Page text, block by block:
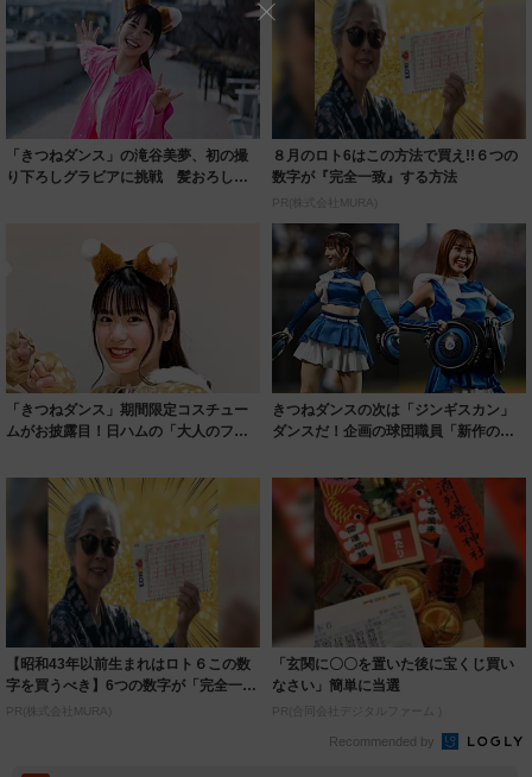
「きつねダンス」の滝谷美夢、初の撮
り下ろしグラビアに挑戦 髪おろした
８月のロト6はこの方法で買え!!６つの
数字が『完全一致』する方法
PR(株式会社MURA)
「きつねダンス」期間限定コスチュー
ムがお披露目！日ハムの「大人のファ
きつねダンスの次は「ジンギスカン」
ダンスだ！企画の球団職員「新作のプ
【昭和43年以前生まれはロト６この数
字を買うべき】6つの数字が「完全一
致」する方...
PR(株式会社MURA)
「玄関に〇〇を置いた後に宝くじ買い
なさい」簡単に当選
PR(合同会社デジタルファーム )
Recommended by